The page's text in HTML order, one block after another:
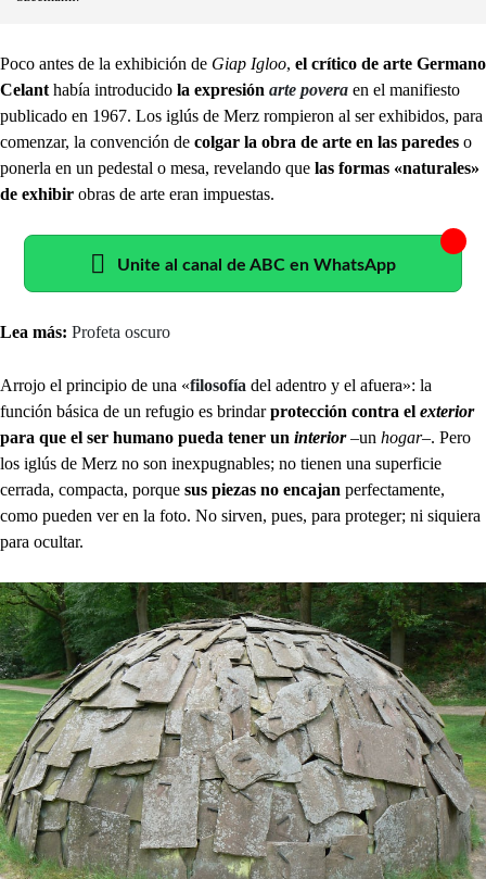
Poco antes de la exhibición de Giap Igloo, el crítico de arte Germano
Celant había introducido la expresión arte povera en el manifiesto
publicado en 1967. Los iglús de Merz rompieron al ser exhibidos, para
comenzar, la convención de colgar la obra de arte en las paredes o
ponerla en un pedestal o mesa, revelando que las formas «naturales»
de exhibir obras de arte eran impuestas.
Unite al canal de ABC en WhatsApp
Lea más: Profeta oscuro
Arrojo el principio de una «filosofía del adentro y el afuera»: la
función básica de un refugio es brindarprotección contra el exterior
para que el ser humano pueda tener un interior –un hogar–. Pero
los iglús de Merz no son inexpugnables; no tienen una superficie
cerrada, compacta, porque sus piezas no encajan perfectamente,
como pueden ver en la foto. No sirven, pues, para proteger; ni siquiera
para ocultar.